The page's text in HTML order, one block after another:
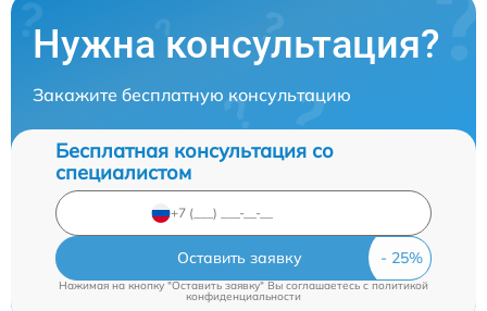
Нужна консультация?
Закажите бесплатную консультацию
Бесплатная консультация со
специалистом
Оставить заявку
Нажимая на кнопку "Оставить заявку" Вы соглашаетесь cполитикой
конфиденциальности